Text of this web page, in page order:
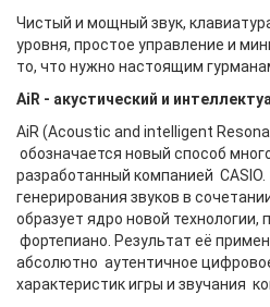
Чистый и мощный звук,
уровня, простое управление и
то, что нужно настоящим
AiR - акустический и
AiR (Acoustic and intelligent
обозначается новый способ
разработанный компанией
генерирования звуков в
образует ядро новой
фортепиано. Результат её
абсолютно аутентичное
характеристик игры и звучания